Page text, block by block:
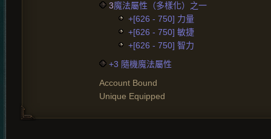
3魔法屬性（多樣化）之一
+[626 - 750] 力量
+[626 - 750] 敏捷
+[626 - 750] 智力
+3 隨機魔法屬性
Account Bound
Unique Equipped